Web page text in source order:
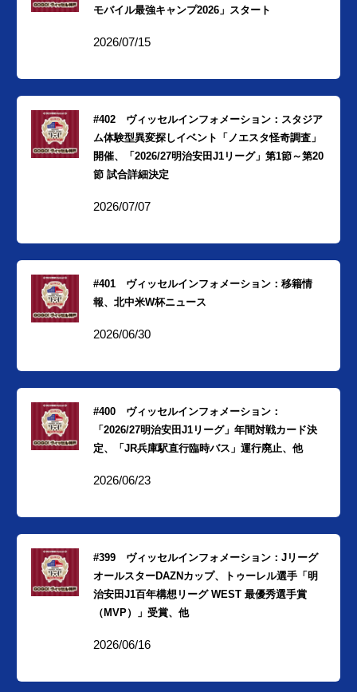
モバイル最強キャンプ2026」スタート
2026/07/15
#402 ヴィッセルインフォメーション：スタジア
ム体験型異変探しイベント「ノエスタ怪奇調査」
開催、「2026/27明治安田J1リーグ」第1節～第20
節 試合詳細決定
2026/07/07
#401 ヴィッセルインフォメーション：移籍情
報、北中米W杯ニュース
2026/06/30
#400 ヴィッセルインフォメーション：
「2026/27明治安田J1リーグ」年間対戦カード決
定、「JR兵庫駅直行臨時バス」運行廃止、他
2026/06/23
#399 ヴィッセルインフォメーション：Jリーグ
オールスターDAZNカップ、トゥーレル選手「明
治安田J1百年構想リーグ WEST 最優秀選手賞
（MVP）」受賞、他
2026/06/16